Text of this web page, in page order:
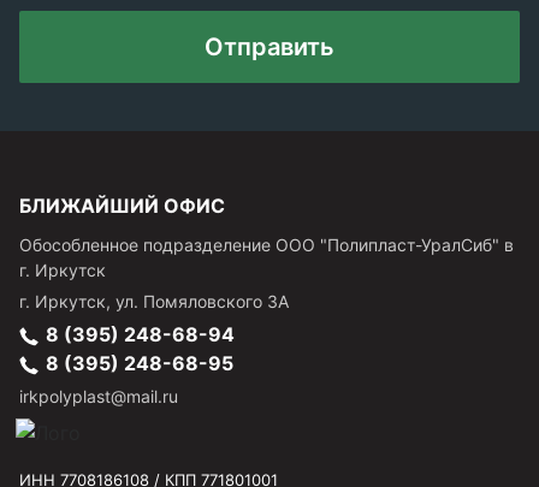
Отправить
БЛИЖАЙШИЙ ОФИС
Обособленное подразделение ООО "Полипласт-УралСиб" в
г. Иркутск
г. Иркутск, ул. Помяловского 3А
8 (395) 248-68-94
8 (395) 248-68-95
irkpolyplast@mail.ru
ИНН 7708186108 / КПП 771801001